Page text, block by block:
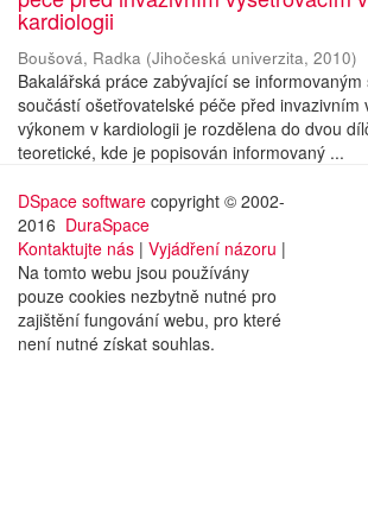
kardiologii
Boušová, Radka (Jihočeská univerzita, 2010)
Bakalářská práce zabývající se informovaným
součástí ošetřovatelské péče před invazivním
výkonem v kardiologii je rozdělena do dvou
teoretické, kde je popisován informovaný ...
DSpace software copyright © 2002-
2016 DuraSpace
Kontaktujte nás | Vyjádření názoru |
Na tomto webu jsou používány
pouze cookies nezbytně nutné pro
zajištění fungování webu, pro které
není nutné získat souhlas.